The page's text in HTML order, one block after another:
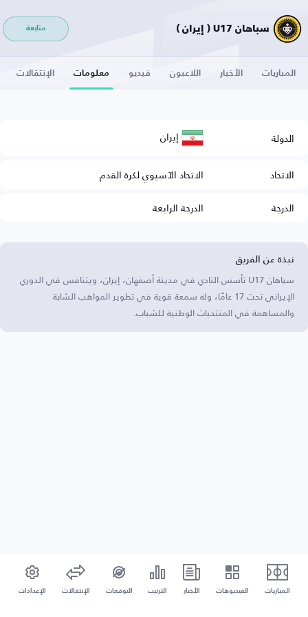
سباهان U17 ( إيران ) متابعة
المباريات الأخبار اللاعبون فيديو معلومات الإنتقالات
الدولة إيران
الاتحاد
الاتحاد الآسيوي لكرة القدم
الدرجة
الدرجة الرابعة
نبذة عن الفريق
سباهان U17 تأسس النادي في مدينة أصفهان، إيران، ويتنافس في الدوري
الإيراني تحت 17 عامًا، وله سمعة قوية في تطوير المواهب الشابة
والمساهمة في المنتخبات الوطنية للشباب.
المباريات الفيديوهات الأخبار الترتيب التوقعات الإنتقالات الإعدادات